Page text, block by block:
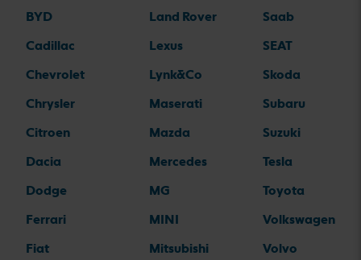
BYD
Cadillac
Chevrolet
Chrysler
Citroen
Dacia
Dodge
Ferrari
Fiat
Land Rover
Lexus
Lynk&Co
Maserati
Mazda
Mercedes
MG
MINI
Mitsubishi
Saab
SEAT
Skoda
Subaru
Suzuki
Tesla
Toyota
Volkswagen
Volvo